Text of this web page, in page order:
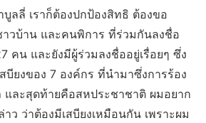
บูลลี่ เราก็ต้องปกป้องสิทธิ ต้องขอ
วบ้าน และคนพิการ ที่ร่วมกันลงชื่อ
คน และยังมีผู้ร่วมลงชื่ออยู่เรื่อยๆ ซึ่ง
บียงของ 7 องค์กร ที่นำมาซึ่งการร้อง
และสุดท้ายคือสหประชาชาติ ผมอยาก
ว ว่าต้องมีเสบียงเหมือนกัน เพราะผม